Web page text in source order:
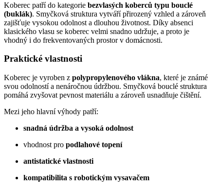
Koberec patří do kategorie bezvlasých koberců typu bouclé
(buklák). Smyčková struktura vytváří přirozený vzhled a zároveň
zajišťuje vysokou odolnost a dlouhou životnost. Díky absenci
klasického vlasu se koberec velmi snadno udržuje, a proto je
vhodný i do frekventovaných prostor v domácnosti.
Praktické vlastnosti
Koberec je vyroben z polypropylenového vlákna, které je známé
svou odolností a nenáročnou údržbou. Smyčková bouclé struktura
pomáhá zvyšovat pevnost materiálu a zároveň usnadňuje čištění.
Mezi jeho hlavní výhody patří:
snadná údržba a vysoká odolnost
vhodnost pro podlahové topení
antistatické vlastnosti
kompatibilita s robotickým vysavačem